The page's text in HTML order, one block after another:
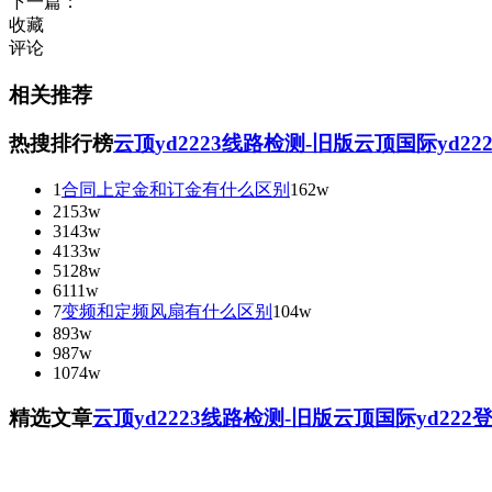
收藏
评论
相关推荐
热搜排行榜云顶yd2223线路检测-旧版云顶国际
1合同上定金和订金有什么区别 162w
2153w
3143w
4133w
5128w
6111w
7变频和定频风扇有什么区别 104w
893w
987w
1074w
精选文章云顶yd2223线路检测-旧版云顶国际yd222